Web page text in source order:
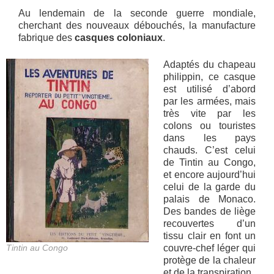
Au lendemain de la seconde guerre mondiale,
cherchant des nouveaux débouchés, la manufacture
fabrique des casques coloniaux.
Tintin au Congo
Adaptés du chapeau
philippin, ce casque
est utilisé d’abord
par les armées, mais
très vite par les
colons ou touristes
dans les pays
chauds. C’est celui
de Tintin au Congo,
et encore aujourd’hui
celui de la garde du
palais de Monaco.
Des bandes de liège
recouvertes d’un
tissu clair en font un
couvre-chef léger qui
protège de la chaleur